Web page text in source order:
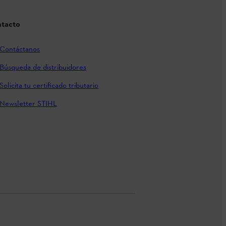
Contáctanos
Búsqueda de distribuidores
Solicita tu certificado tributario
Newsletter STIHL